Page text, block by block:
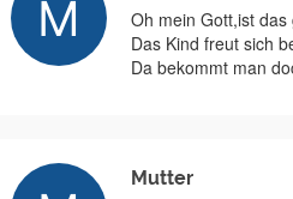
Oh mein Gott,ist das
Das Kind freut sich
Da bekommt man
Mutter